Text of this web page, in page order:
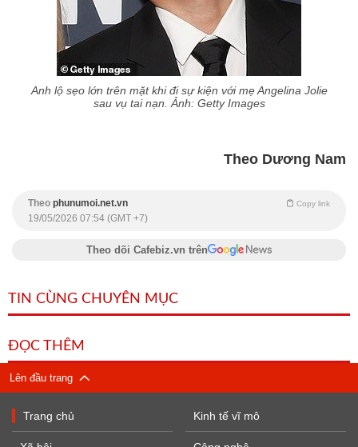
Anh lộ sẹo lớn trên mặt khi đi sự kiện với mẹ Angelina Jolie
sau vụ tai nạn. Ảnh: Getty Images
Theo Dương Nam
Theo phunumoi.net.vn Copy link
19/05/2026 07:54 (GMT +7)
Theo dõi Cafebiz.vn trên
TIN CÙNG CHUYÊN MỤC
ĐỌC THÊM
Lên đầu trang
Trang chủ Kinh tế vĩ mô